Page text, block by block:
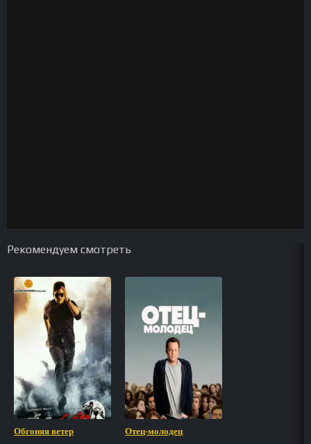
Рекомендуем смотреть
Обгоняя ветер Отец-молодец